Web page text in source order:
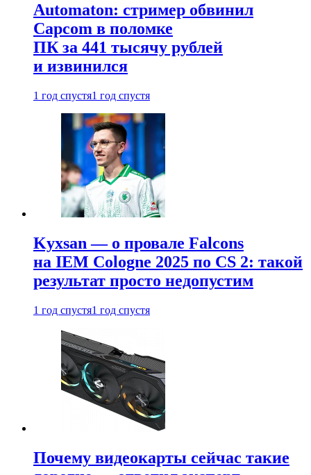
Automaton: стример обвинил
Capcom в поломке
ПК за 441 тысячу рублей
и извинился
1 год спустя1 год спустя
Kyxsan — о провале Falcons
на IEM Cologne 2025 по CS 2: такой
результат просто недопустим
1 год спустя1 год спустя
Почему видеокарты сейчас такие